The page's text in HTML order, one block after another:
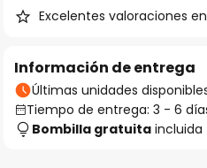
Excelentes valoraciones
Información de entrega
Últimas unidades
Tiempo de entrega: 3 - 6
Bombilla gratuita incluida